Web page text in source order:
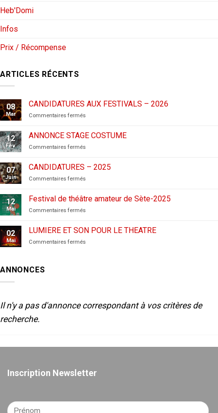
Heb'Domi
Infos
Prix / Récompense
ARTICLES RÉCENTS
08
Mar
CANDIDATURES AUX FESTIVALS – 2026
Commentaires ferméssur
AUX
FESTIVALS
–
12
Fév
ANNONCE STAGE COSTUME
Commentaires ferméssur
STAGE
COSTUME
07
Juin
CANDIDATURES – 2025
Commentaires ferméssur
2025
12
Mai
Festival de théâtre amateur de Sète-2025
Commentaires ferméssur
de
théâtre
amateur
02
Mai
LUMIERE ET SON POUR LE THEATRE
Commentaires ferméssur
ANNONCES
Il n'y a pas d'annonce correspondant à vos critères de
recherche.
Inscription Newsletter